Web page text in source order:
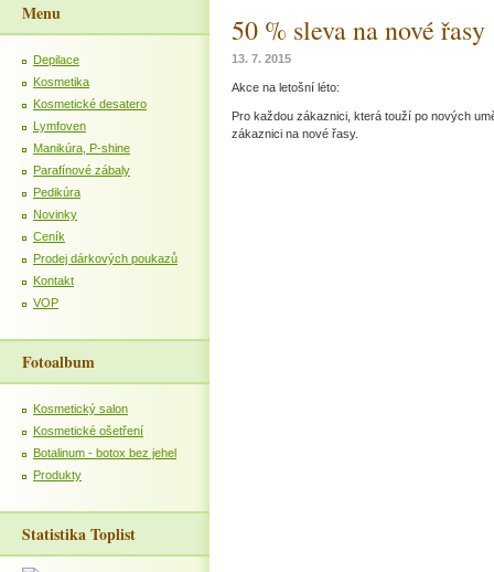
50 % sleva na nové řasy
13. 7. 2015
Akce na letošní léto:
Pro každou zákaznici, která touží po nových
zákaznici na nové řasy.
Menu
Depilace
Kosmetika
Kosmetické desatero
Lymfoven
Manikúra, P-shine
Parafínové zábaly
Pedikúra
Novinky
Ceník
Prodej dárkových poukazů
Kontakt
VOP
Fotoalbum
Kosmetický salon
Kosmetické ošetření
Botalinum - botox bez jehel
Produkty
Statistika Toplist